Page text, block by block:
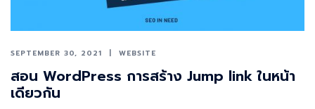
SEPTEMBER 30, 2021 WEBSITE
สอน WordPress การสร้าง Jump link ในหน้า
เดียวกัน